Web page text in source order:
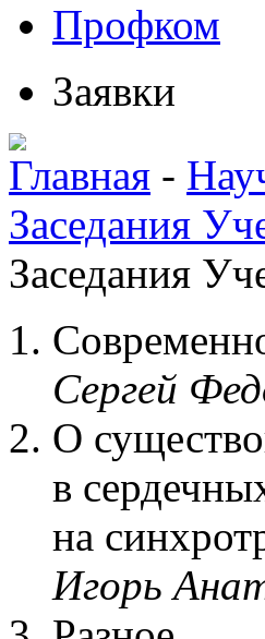
Профком
Заявки
Главная -
Заседания
Заседания
Сергей
О
в
на
Игорь